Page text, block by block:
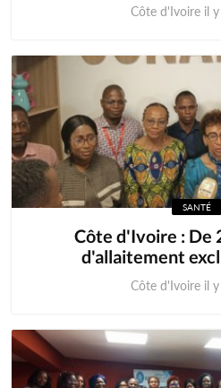
Côte d'Ivoire il
SANTÉ
Côte d'Ivoire : De
d'allaitement
Côte d'Ivoire il